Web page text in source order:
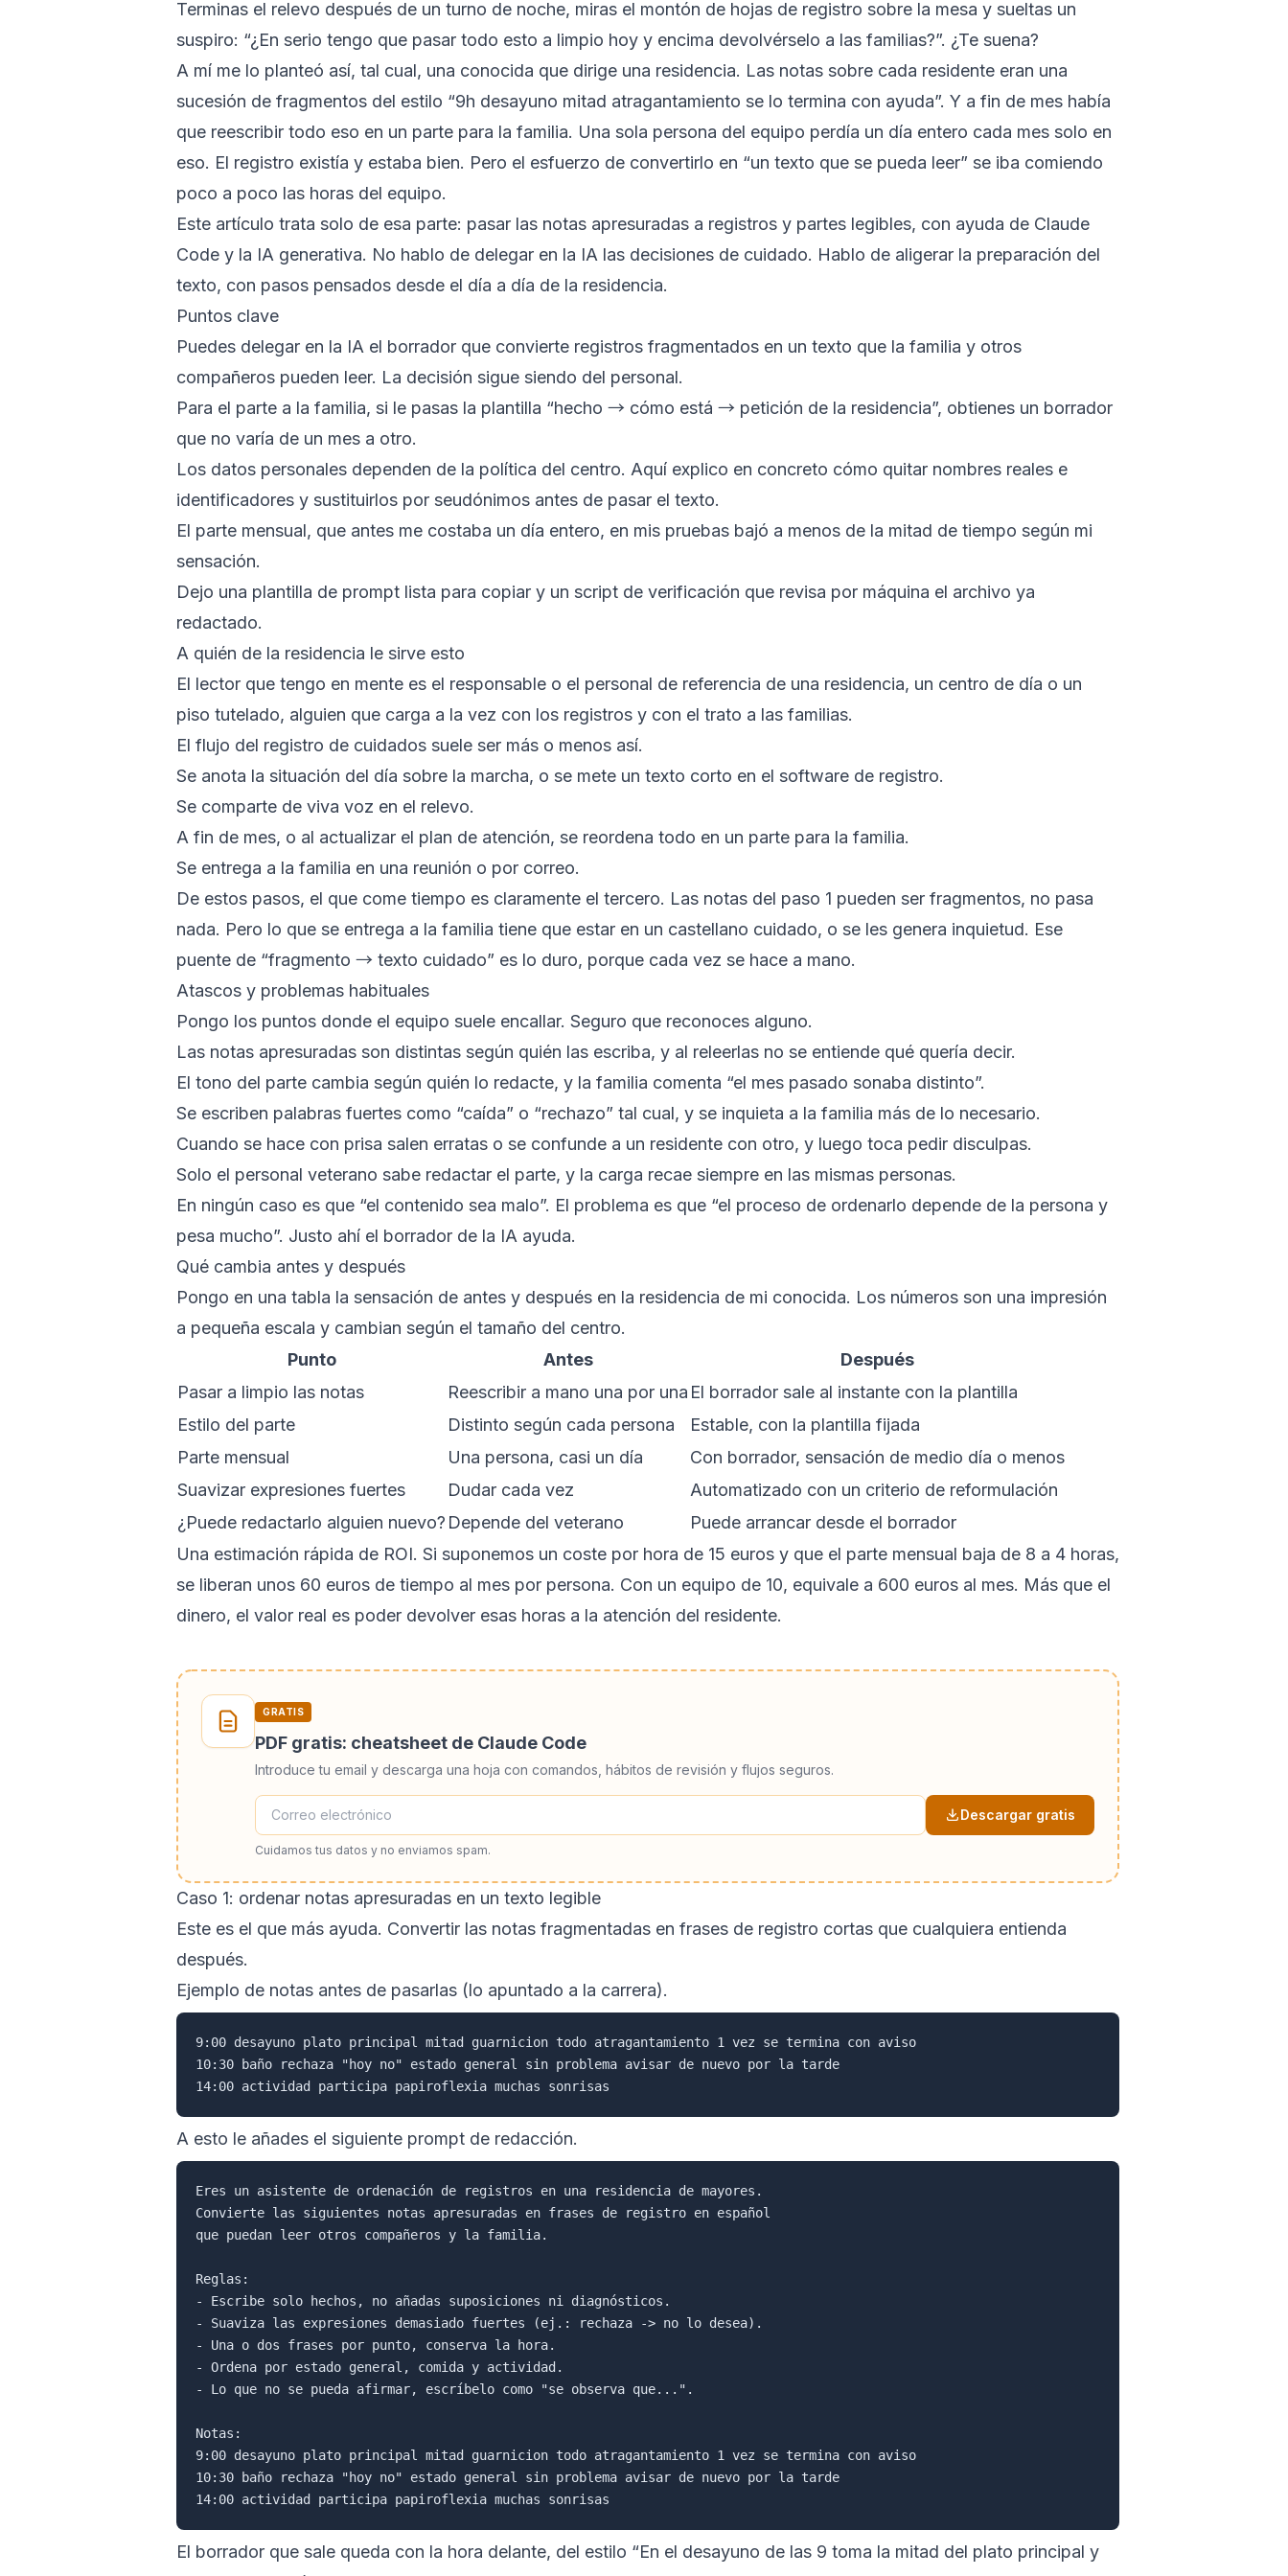
Terminas el relevo después de un turno de noche, miras el montón de hojas de registro sobre la mesa y sueltas un
suspiro: “¿En serio tengo que pasar todo esto a limpio hoy y encima devolvérselo a las familias?”. ¿Te suena?
A mí me lo planteó así, tal cual, una conocida que dirige una residencia. Las notas sobre cada residente eran una
sucesión de fragmentos del estilo “9h desayuno mitad atragantamiento se lo termina con ayuda”. Y a fin de mes había
que reescribir todo eso en un parte para la familia. Una sola persona del equipo perdía un día entero cada mes solo en
eso. El registro existía y estaba bien. Pero el esfuerzo de convertirlo en “un texto que se pueda leer” se iba comiendo
poco a poco las horas del equipo.
Este artículo trata solo de esa parte: pasar las notas apresuradas a registros y partes legibles, con ayuda de Claude
Code y la IA generativa. No hablo de delegar en la IA las decisiones de cuidado. Hablo de aligerar la preparación del
texto, con pasos pensados desde el día a día de la residencia.
Puntos clave
Puedes delegar en la IA el borrador que convierte registros fragmentados en un texto que la familia y otros
compañeros pueden leer. La decisión sigue siendo del personal.
Para el parte a la familia, si le pasas la plantilla “hecho → cómo está → petición de la residencia”, obtienes un borrador
que no varía de un mes a otro.
Los datos personales dependen de la política del centro. Aquí explico en concreto cómo quitar nombres reales e
identificadores y sustituirlos por seudónimos antes de pasar el texto.
El parte mensual, que antes me costaba un día entero, en mis pruebas bajó a menos de la mitad de tiempo según mi
sensación.
Dejo una plantilla de prompt lista para copiar y un script de verificación que revisa por máquina el archivo ya
redactado.
A quién de la residencia le sirve esto
El lector que tengo en mente es el responsable o el personal de referencia de una residencia, un centro de día o un
piso tutelado, alguien que carga a la vez con los registros y con el trato a las familias.
El flujo del registro de cuidados suele ser más o menos así.
Se anota la situación del día sobre la marcha, o se mete un texto corto en el software de registro.
Se comparte de viva voz en el relevo.
A fin de mes, o al actualizar el plan de atención, se reordena todo en un parte para la familia.
Se entrega a la familia en una reunión o por correo.
De estos pasos, el que come tiempo es claramente el tercero. Las notas del paso 1 pueden ser fragmentos, no pasa
nada. Pero lo que se entrega a la familia tiene que estar en un castellano cuidado, o se les genera inquietud. Ese
puente de “fragmento → texto cuidado” es lo duro, porque cada vez se hace a mano.
Atascos y problemas habituales
Pongo los puntos donde el equipo suele encallar. Seguro que reconoces alguno.
Las notas apresuradas son distintas según quién las escriba, y al releerlas no se entiende qué quería decir.
El tono del parte cambia según quién lo redacte, y la familia comenta “el mes pasado sonaba distinto”.
Se escriben palabras fuertes como “caída” o “rechazo” tal cual, y se inquieta a la familia más de lo necesario.
Cuando se hace con prisa salen erratas o se confunde a un residente con otro, y luego toca pedir disculpas.
Solo el personal veterano sabe redactar el parte, y la carga recae siempre en las mismas personas.
En ningún caso es que “el contenido sea malo”. El problema es que “el proceso de ordenarlo depende de la persona y
pesa mucho”. Justo ahí el borrador de la IA ayuda.
Qué cambia antes y después
Pongo en una tabla la sensación de antes y después en la residencia de mi conocida. Los números son una impresión
a pequeña escala y cambian según el tamaño del centro.
Punto
Antes
Después
Pasar a limpio las notas
Reescribir a mano una por una El borrador sale al instante con la plantilla
Estilo del parte
Distinto según cada persona
Estable, con la plantilla fijada
Parte mensual
Una persona, casi un día
Con borrador, sensación de medio día o menos
Suavizar expresiones fuertes
Dudar cada vez
Automatizado con un criterio de reformulación
¿Puede redactarlo alguien nuevo? Depende del veterano
Puede arrancar desde el borrador
Una estimación rápida de ROI. Si suponemos un coste por hora de 15 euros y que el parte mensual baja de 8 a 4 horas,
se liberan unos 60 euros de tiempo al mes por persona. Con un equipo de 10, equivale a 600 euros al mes. Más que el
dinero, el valor real es poder devolver esas horas a la atención del residente.
GRATIS
PDF gratis: cheatsheet de Claude Code
Introduce tu email y descarga una hoja con comandos, hábitos de revisión y flujos seguros.
Descargar gratis
Cuidamos tus datos y no enviamos spam.
Caso 1: ordenar notas apresuradas en un texto legible
Este es el que más ayuda. Convertir las notas fragmentadas en frases de registro cortas que cualquiera entienda
después.
Ejemplo de notas antes de pasarlas (lo apuntado a la carrera).
9:00 desayuno plato principal mitad guarnicion todo atragantamiento 1 vez se termina con aviso
10:30 baño rechaza "hoy no" estado general sin problema avisar de nuevo por la tarde
A esto le añades el siguiente prompt de redacción.
Eres un asistente de ordenación de registros en una residencia de mayores.
Convierte las siguientes notas apresuradas en frases de registro en español
que puedan leer otros compañeros y la familia.
Reglas:
- Escribe solo hechos, no añadas suposiciones ni diagnósticos.
- Suaviza las expresiones demasiado fuertes (ej.: rechaza -> no lo desea).
- Una o dos frases por punto, conserva la hora.
- Ordena por estado general, comida y actividad.
- Lo que no se pueda afirmar, escríbelo como "se observa que...".
Notas:
9:00 desayuno plato principal mitad guarnicion todo atragantamiento 1 vez se termina con aviso
10:30 baño rechaza "hoy no" estado general sin problema avisar de nuevo por la tarde
El borrador que sale queda con la hora delante, del estilo “En el desayuno de las 9 toma la mitad del plato principal y